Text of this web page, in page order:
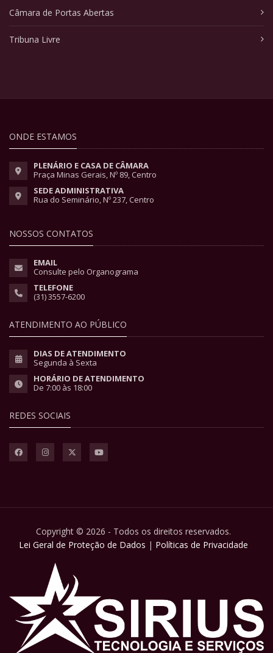
Câmara de Portas Abertas
Tribuna Livre
ONDE ESTAMOS
PLENÁRIO E CASA DE CÂMARA
Praça Minas Gerais, Nº 89, Centro
SEDE ADMINISTRATIVA
Rua do Seminário, Nº 237, Centro
NOSSOS CONTATOS
EMAIL
Consulte pelo Organograma
TELEFONE
(31) 3557-6200
ATENDIMENTO AO PÚBLICO
DIAS DE ATENDIMENTO
Segunda à Sexta
HORÁRIO DE ATENDIMENTO
De 7:00 às 18:00
REDES SOCIAIS
Copyright © 2026 - Todos os direitos reservados.
Lei Geral de Proteção de Dados | Políticas de Privacidade